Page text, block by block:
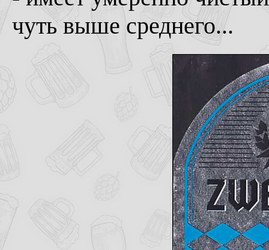
чуть выше среднего...